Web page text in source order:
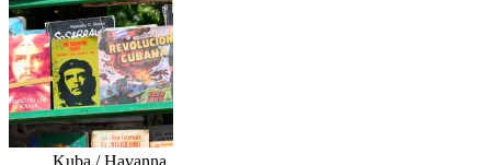
Kuba / Havanna